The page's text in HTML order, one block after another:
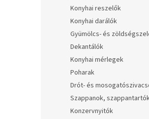
Konyhai reszelők
Konyhai darálók
Gyümölcs- és
Dekantálók
Konyhai mérlegek
Poharak
Drót- és
Szappanok,
Konzervnyitók